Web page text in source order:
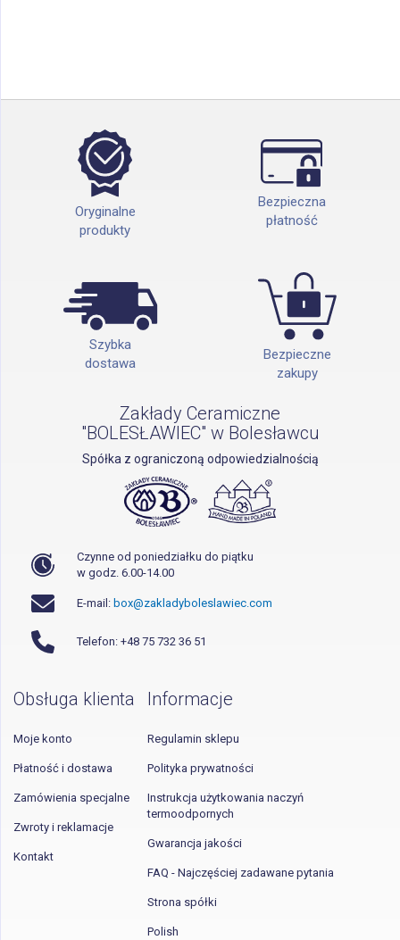
Oryginalne
produkty
Bezpieczna
płatność
Szybka
dostawa
Bezpieczne
zakupy
Zakłady Ceramiczne
"BOLESŁAWIEC" w Bolesławcu
Spółka z ograniczoną odpowiedzialnością
Czynne od poniedziałku do piątku
w godz. 6.00-14.00
E-mail: box@zakladyboleslawiec.com
Telefon: +48 75 732 36 51
Obsługa klienta
Moje konto
Płatność i dostawa
Zamówienia specjalne
Zwroty i reklamacje
Kontakt
Informacje
Regulamin sklepu
Polityka prywatności
Instrukcja użytkowania naczyń
termoodpornych
Gwarancja jakości
FAQ - Najczęściej zadawane pytania
Strona spółki
Polish